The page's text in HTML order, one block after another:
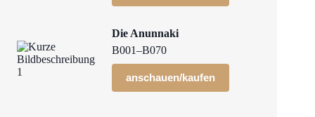
Die Anunnaki
B001–B070
anschauen/kaufen